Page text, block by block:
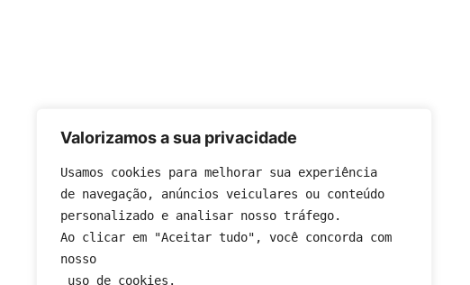
Valorizamos a sua privacidade
Usamos cookies para melhorar sua experiência
de navegação, anúncios veiculares ou conteúdo
personalizado e analisar nosso tráfego.
Ao clicar em "Aceitar tudo", você concorda com
nosso
uso de cookies.